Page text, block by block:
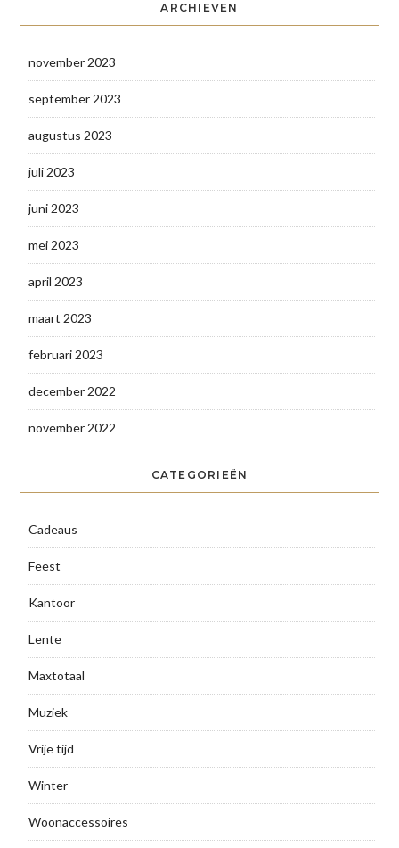
ARCHIEVEN
november 2023
september 2023
augustus 2023
juli 2023
juni 2023
mei 2023
april 2023
maart 2023
februari 2023
december 2022
november 2022
CATEGORIEËN
Cadeaus
Feest
Kantoor
Lente
Maxtotaal
Muziek
Vrije tijd
Winter
Woonaccessoires